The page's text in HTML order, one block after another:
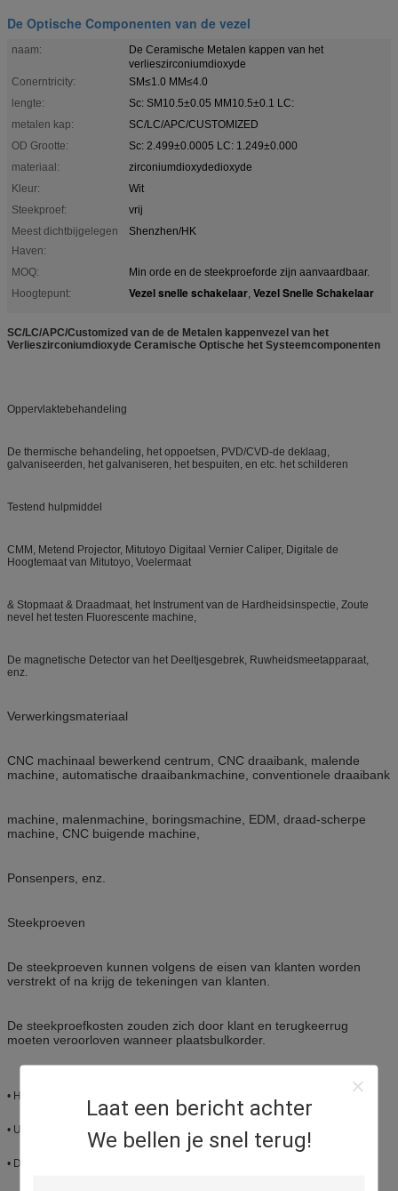
Laat een bericht achter
We bellen je snel terug!
De Optische Componenten van de vezel
naam:
De Ceramische Metalen kappen van het
verlieszirconiumdioxyde
Conerntricity:
SM≤1.0 MM≤4.0
lengte:
Sc: SM10.5±0.05 MM10.5±0.1 LC:
metalen kap:
SC/LC/APC/CUSTOMIZED
OD Grootte:
Sc: 2.499±0.0005 LC: 1.249±0.000
materiaal:
zirconiumdioxydedioxyde
Kleur:
Wit
Steekproef:
vrij
Meest dichtbijgelegen
Haven:
Shenzhen/HK
MOQ:
Min orde en de steekproeforde zijn aanvaardbaar.
Hoogtepunt:
Vezel snelle schakelaar, Vezel Snelle Schakelaar
SC/LC/APC/Customized van de de Metalen kappenvezel van het
Verlieszirconiumdioxyde Ceramische Optische het Systeemcomponenten
Oppervlaktebehandeling
De thermische behandeling, het oppoetsen, PVD/CVD-de deklaag,
galvaniseerden, het galvaniseren, het bespuiten, en etc. het schilderen
Testend hulpmiddel
CMM, Metend Projector, Mitutoyo Digitaal Vernier Caliper, Digitale de
Hoogtemaat van Mitutoyo, Voelermaat
& Stopmaat & Draadmaat, het Instrument van de Hardheidsinspectie, Zoute
nevel het testen Fluorescente machine,
De magnetische Detector van het Deeltjesgebrek, Ruwheidsmeetapparaat,
enz.
Verwerkingsmateriaal
CNC machinaal bewerkend centrum, CNC draaibank, malende
machine, automatische draaibankmachine, conventionele draaibank
machine, malenmachine, boringsmachine, EDM, draad-scherpe
machine, CNC buigende machine,
Ponsenpers, enz.
Steekproeven
De steekproeven kunnen volgens de eisen van klanten worden
verstrekt of na krijg de tekeningen van klanten.
De steekproefkosten zouden zich door klant en terugkeerrug
moeten veroorloven wanneer plaatsbulkorder.
• Hoge precisie en Betrouwbaarheid.
• Uitstekende Sterkte, van Endurability en anti-Veroudert prestaties.
• Diverse types van metalen kappen en Beëindigen-Gezichten.